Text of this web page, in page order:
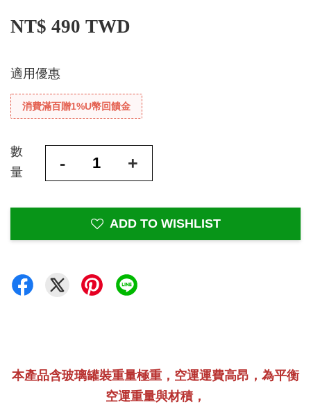
NT$ 490 TWD
適用優惠
消費滿百贈1%U幣回饋金
數
量
- +
ADD TO WISHLIST
本產品含玻璃罐裝重量極重，空運運費高昂，為平衡
空運重量與材積，